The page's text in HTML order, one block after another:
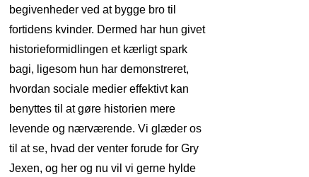
begivenheder ved at bygge bro til
fortidens kvinder. Dermed har hun givet
historieformidlingen et kærligt spark
bagi, ligesom hun har demonstreret,
hvordan sociale medier effektivt kan
benyttes til at gøre historien mere
levende og nærværende. Vi glæder os
til at se, hvad der venter forude for Gry
Jexen, og her og nu vil vi gerne hylde